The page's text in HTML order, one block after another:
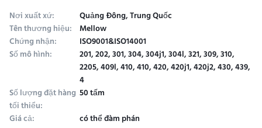
Nơi xuất xứ:
Quảng Đông, Trung Quốc
Tên thương hiệu: Mellow
Chứng nhận: ISO9001&ISO14001
Số mô hình: 201, 202, 301, 304, 304j1, 304l, 321, 309, 310,
2205, 409l, 410, 410, 420, 420j1, 420j2, 430, 439,
4
Số lượng đặt hàng
tối thiểu:
50 tấm
Giá cả:
có thể đàm phán